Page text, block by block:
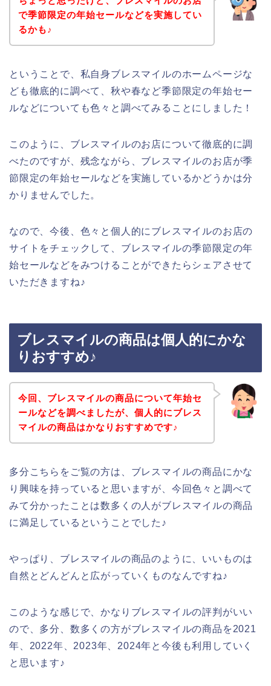
で季節限定の年始セールなどを実施してい
るかも♪
ということで、私自身ブレスマイルのホームページな
ども徹底的に調べて、秋や春など季節限定の年始セー
ルなどについても色々と調べてみることにしました！
このように、ブレスマイルのお店について徹底的に調
べたのですが、残念ながら、ブレスマイルのお店が季
節限定の年始セールなどを実施しているかどうかは分
かりませんでした。
なので、今後、色々と個人的にブレスマイルのお店の
サイトをチェックして、ブレスマイルの季節限定の年
始セールなどをみつけることができたらシェアさせて
いただきますね♪
ブレスマイルの商品は個人的にかな
りおすすめ♪
今回、ブレスマイルの商品について年始セ
ールなどを調べましたが、個人的にブレス
マイルの商品はかなりおすすめです♪
多分こちらをご覧の方は、ブレスマイルの商品にかな
り興味を持っていると思いますが、今回色々と調べて
みて分かったことは数多くの人がブレスマイルの商品
に満足しているということでした♪
やっぱり、ブレスマイルの商品のように、いいものは
自然とどんどんと広がっていくものなんですね♪
このような感じで、かなりブレスマイルの評判がいい
ので、多分、数多くの方がブレスマイルの商品を2021
年、2022年、2023年、2024年と今後も利用していく
と思います♪